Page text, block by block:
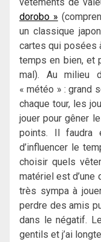
dorobo »
un classique
cartes qui posées
temps en bien, et
mal). Au milieu
« météo » : grand
chaque tour, les
jouer pour gêner
points. Il faudra
d’influencer le
choisir quels
matériel est
très sympa à
perdre des amis
dans le négatif.
gentils et j’ai